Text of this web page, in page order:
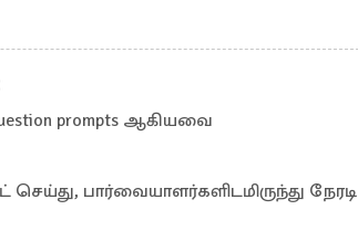
prompts ஆகியவை
பார்வையாளர்களிடமிருந்து நேரடி